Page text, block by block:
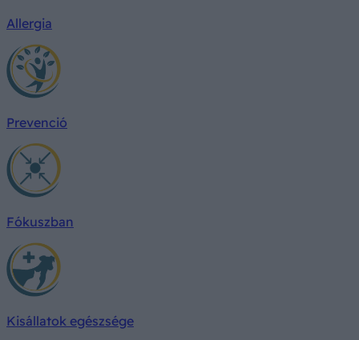
Allergia
Prevenció
Fókuszban
Kisállatok egészsége